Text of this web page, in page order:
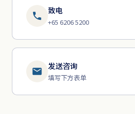
致电
+65 6206 5200
发送咨询
填写下方表单